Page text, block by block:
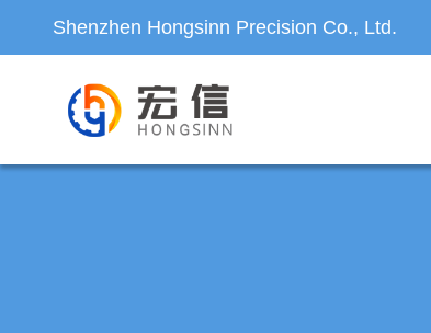
Shenzhen Hongsinn Precision Co., Ltd.